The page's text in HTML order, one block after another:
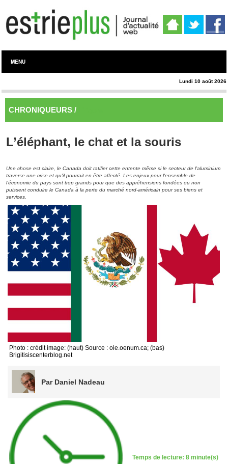
MENU
Lundi 10 août 2026
CHRONIQUEURS /
L’éléphant, le chat et la souris
Une chose est claire, le Canada doit ratifier cette entente même si le secteur de l'aluminium
traverse une crise et qu'il pourrait en être affecté. Les enjeux pour l'ensemble de
l'économie du pays sont trop grands pour que des appréhensions fondées ou non
puissent conduire le Canada à la perte du marché nord-américain pour ses biens et
services.
Photo : crédit image: (haut) Source : oie.oenum.ca; (bas)
Brigitisiscenterblog.net
Par Daniel Nadeau
Temps de lecture: 8 minute(s)